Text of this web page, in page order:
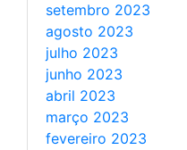
setembro 2023
agosto 2023
julho 2023
junho 2023
abril 2023
março 2023
fevereiro 2023